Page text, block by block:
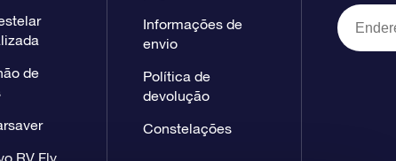
de
RV Fly
Informações de
envio
Política de
devolução
Constelações